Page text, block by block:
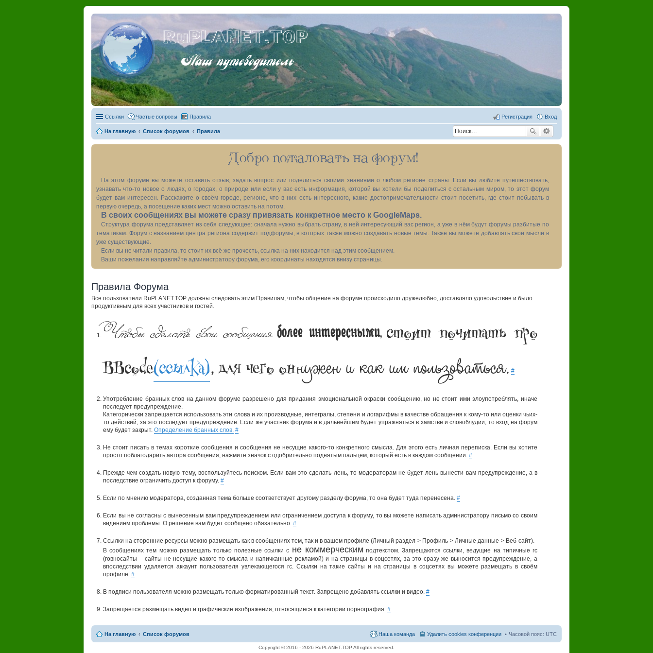
RuPLANET.TOP
Наш путеводитель
Ссылки Частые вопросы Правила Вход
Регистрация
На главную Список форумов Правила
Добро пожаловать на форум!
На этом форуме вы можете оставить отзыв, задать вопрос или поделиться своими знаниями о любом регионе страны. Если вы любите путешествовать,
узнавать что-то новое о людях, о городах, о природе или если у вас есть информация, которой вы хотели бы поделиться с остальным миром, то этот форум
будет вам интересен. Расскажите о своём городе, регионе, что в них есть интересного, какие достопримечательности стоит посетить, где стоит побывать в
первую очередь, а посещение каких мест можно оставить на потом.
В своих сообщениях вы можете сразу привязать конкретное место к GoogleMaps.
Структура форума представляет из себя следующее: сначала нужно выбрать страну, в ней интересующий вас регион, а уже в нём будут форумы разбитые по
тематикам. Форум с названием центра региона содержит подфорумы, в которых также можно создавать новые темы. Также вы можете добавлять свои мысли в
уже существующие.
Если вы не читали правила, то стоит их всё же прочесть, ссылка на них находится над этим сообщением.
Ваши пожелания направляйте администратору форума, его координаты находятся внизу страницы.
Правила Форума
Все пользователи RuPLANET.TOP должны следовать этим Правилам, чтобы общение на форуме происходило дружелюбно, доставляло удовольствие и было
продуктивным для всех участников и гостей.
Чтобы сделать свои сообщения более интересными, стоит почитать про
BBcode(ссылка), для чего оннужен и как им пользоваться. #
Употребление бранных слов на данном форуме разрешено для придания эмоциональной окраски сообщению, но не стоит ими злоупотреблять, иначе
последует предупреждение.
Категорически запрещается использовать эти слова и их производные, интегралы, степени и логарифмы в качестве обращения к кому-то или оценки чьих-
то действий, за это последует предупреждение. Если же участник форума и в дальнейшем будет упражняться в хамстве и словоблудии, то вход на форум
ему будет закрыт. Определение бранных слов. #
Не стоит писать в темах короткие сообщения и сообщения не несущие какого-то конкретного смысла. Для этого есть личная переписка. Если вы хотите
просто поблагодарить автора сообщения, нажмите значок с одобрительно поднятым пальцем, который есть в каждом сообщении. #
Прежде чем создать новую тему, воспользуйтесь поиском. Если вам это сделать лень, то модераторам не будет лень вынести вам предупреждение, а в
последствие ограничить доступ к форуму. #
Если по мнению модератора, созданная тема больше соответствует другому разделу форума, то она будет туда перенесена. #
Если вы не согласны с вынесенным вам предупреждением или ограничением доступа к форуму, то вы можете написать администратору письмо со своим
видением проблемы. О решение вам будет сообщено обязательно. #
Ссылки на сторонние ресурсы можно размещать как в сообщениях тем, так и в вашем профиле (Личный раздел-> Профиль-> Личные данные-> Веб-сайт).
В сообщениях тем можно размещать только полезные ссылки с не коммерческим подтекстом. Запрещаются ссылки, ведущие на типичные гс
(говносайты – сайты не несущие какого-то смысла и напичканные рекламой) и на страницы в соцсетях, за это сразу же выносится предупреждение, а
впоследствии удаляется аккаунт пользователя увлекающегося гс. Ссылки на такие сайты и на страницы в соцсетях вы можете размещать в своём
профиле. #
В подписи пользователя можно размещать только форматированный текст. Запрещено добавлять ссылки и видео. #
Запрещается размещать видео и графические изображения, относящиеся к категории порнография. #
На главную Список форумов Часовой пояс: UTC
Удалить cookies конференции
Наша команда
Copyright © 2016 - 2026 RuPLANET.TOP All rights reserved.